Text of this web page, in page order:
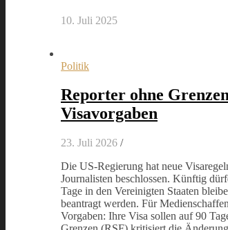
10. Juli 2025
Politik
Reporter ohne
Visavorgaben
23. Juli 2026 /
Die US-Regierung hat neue
Journalisten beschlossen. Künftig
Tage in den Vereinigten Staaten
beantragt werden. Für
Vorgaben: Ihre Visa sollen auf 90